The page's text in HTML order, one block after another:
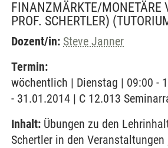
FINANZMÄRKTE/MONETÄRE
PROF. SCHERTLER)
Dozent/in: Steve Janner
Termin:
wöchentlich | Dienstag | 09:00 -
- 31.01.2014 | C 12.013
Inhalt: Übungen zu den
Schertler in den